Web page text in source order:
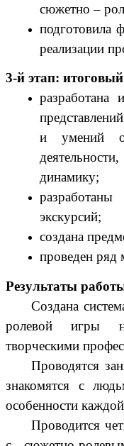
сюжетно –
подготовила
реализации
3-й этап: итоговый
разработана
и умений
динамику;
экскурсий;
создана
проведен ряд
Результаты
Создана
ролевой игры
творческими
Проводятся
знакомятся с
особенности
Проводится